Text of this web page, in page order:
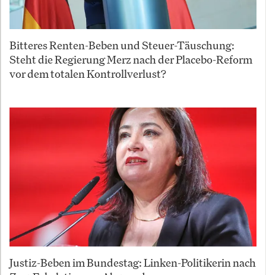
Bitteres Renten-Beben und Steuer-Täuschung:
Steht die Regierung Merz nach der Placebo-Reform
vor dem totalen Kontrollverlust?
Justiz-Beben im Bundestag: Linken-Politikerin nach